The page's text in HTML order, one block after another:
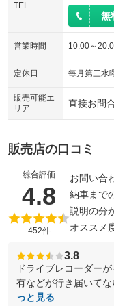
TEL
無
営業時間 10:00～
定休日 毎月第三水
販売可能エ
リア
直接お問
販売店の口コミ
総合評価
4.8 （5
452件
お問い合
納車まで
説明の分
オススメ
3.8
ドライブレコーダー
有などが行き届いてな
っと見る